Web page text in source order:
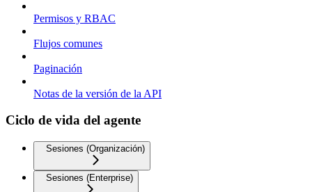
Permisos y RBAC
Flujos comunes
Paginación
Notas de la versión de la API
Ciclo de vida del agente
Sesiones (Organización)
Sesiones (Enterprise)